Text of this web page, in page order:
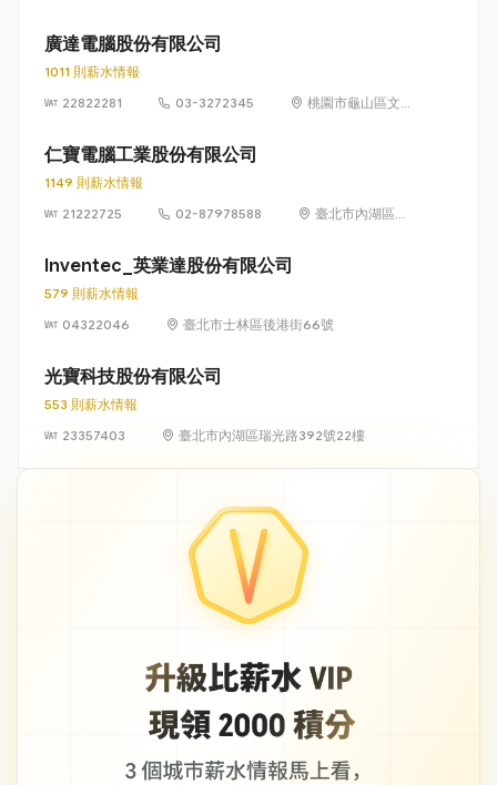
廣達電腦股份有限公司
1011 則薪水情報
22822281
03-3272345
桃園市龜山區文化
仁寶電腦工業股份有限公司
1149 則薪水情報
21222725
02-87978588
臺北市內湖區瑞
Inventec_英業達股份有限公司
579 則薪水情報
04322046
臺北市士林區後港街66號
光寶科技股份有限公司
553 則薪水情報
23357403
臺北市內湖區瑞光路392號22樓